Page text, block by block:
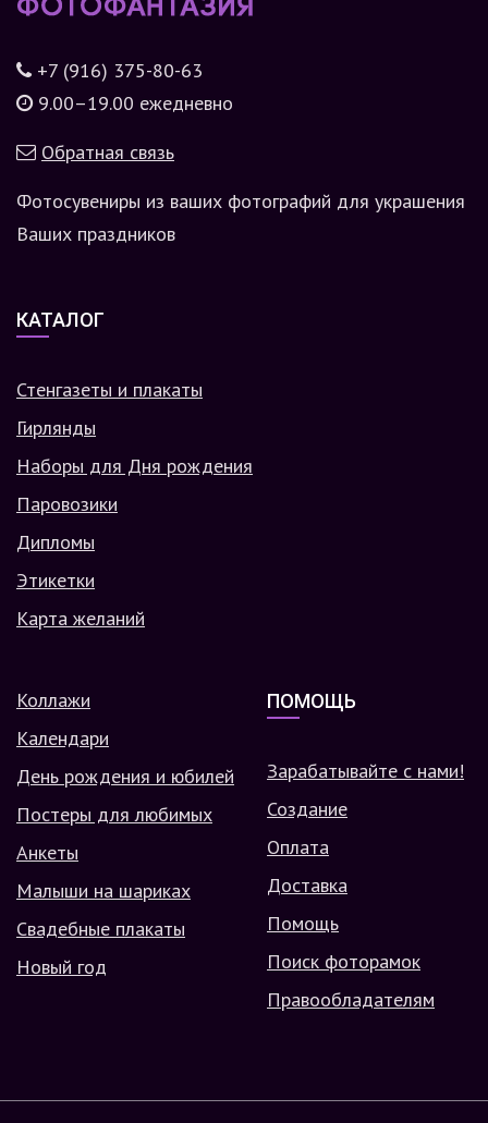
+7 (916) 375-80-63
9.00–19.00 ежедневно
Обратная связь
Фотосувениры из ваших фотографий для украшения
Ваших праздников
КАТАЛОГ
Стенгазеты и плакаты
Гирлянды
Наборы для Дня рождения
Паровозики
Дипломы
Этикетки
Карта желаний
Коллажи
Календари
День рождения и юбилей
Постеры для любимых
Анкеты
Малыши на шариках
Свадебные плакаты
Новый год
ПОМОЩЬ
Зарабатывайте с нами!
Создание
Оплата
Доставка
Помощь
Поиск фоторамок
Правообладателям